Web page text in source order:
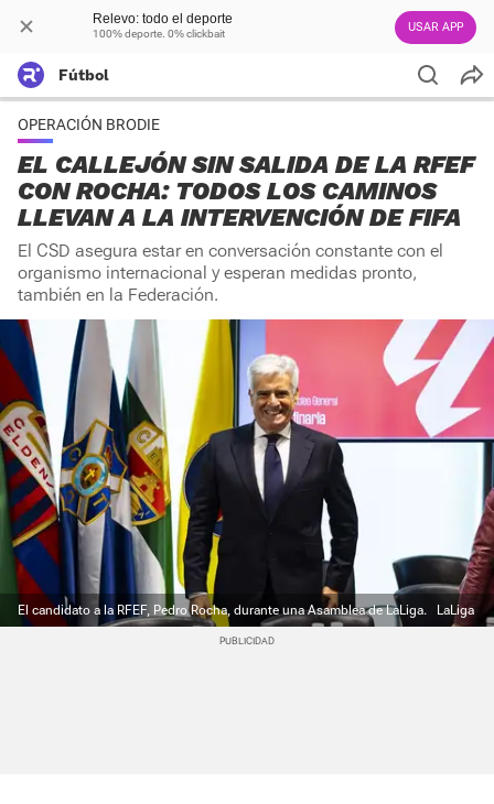
Relevo: todo el deporte
100% deporte. 0% clickbait USAR APP
Fútbol
OPERACIÓN BRODIE
EL CALLEJÓN SIN SALIDA DE LA RFEF
CON ROCHA: TODOS LOS CAMINOS
LLEVAN A LA INTERVENCIÓN DE FIFA
El CSD asegura estar en conversación constante con el
organismo internacional y esperan medidas pronto,
también en la Federación.
El candidato a la RFEF, Pedro Rocha, durante una Asamblea de LaLiga. LaLiga